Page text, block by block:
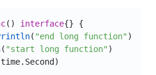
( ) interface{}
{
( "end long function" )
( "start long function" )
time. Second )